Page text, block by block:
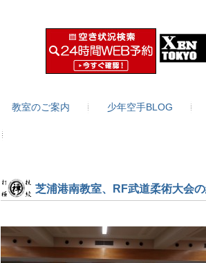
教室のご案内 少年空手BLOG
芝浦港南教室、RF武道柔術大会